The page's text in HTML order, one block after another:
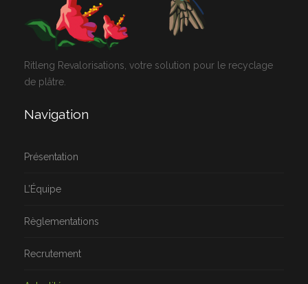
Ritleng Revalorisations, votre solution pour le recyclage
de plâtre.
Navigation
Présentation
L’Équipe
Règlementations
Recrutement